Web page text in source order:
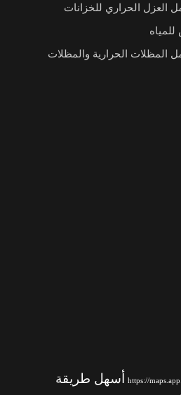
العزل الحراري للخزانات
للمياه
المظلات الحرارية والمظلات
https://
أسهل طريقة